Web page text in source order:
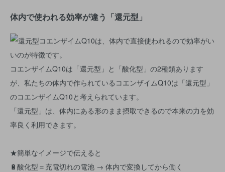
体内で使われる効率が違う「還元型」
コエンザイムQ10は「還元型」と「酸化型」の2種類あります
が、私たちの体内で作られているコエンザイムQ10は「還元型」
のコエンザイムQ10と考えられています。
「還元型」は、体内にある形のまま摂取できるので本来の力を効
率良く利用できます。
★簡単なイメージで伝えると
🔋酸化型＝充電切れの電池 → 体内で変換してから働く